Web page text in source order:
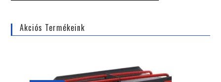
Akciós Termékeink